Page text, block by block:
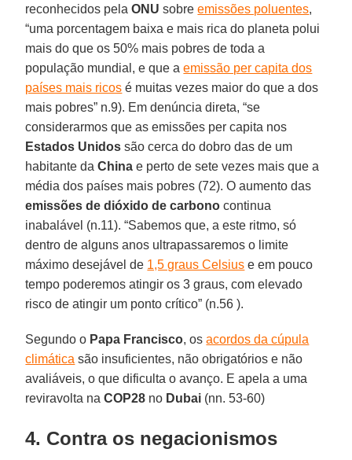
reconhecidos pelaONUsobreemissões poluentes,
“uma porcentagem baixa e mais rica do planeta polui
mais do que os 50% mais pobres de toda a
população mundial, e que aemissão per capita dos
países mais ricos é muitas vezes maior do que a dos
mais pobres” n.9). Em denúncia direta, “se
considerarmos que as emissões per capita nos
Estados Unidos são cerca do dobro das de um
habitante daChina e perto de sete vezes mais que a
média dos países mais pobres (72). O aumento das
emissões de dióxido de carbono continua
inabalável (n.11). “Sabemos que, a este ritmo, só
dentro de alguns anos ultrapassaremos o limite
máximo desejável de 1,5 graus Celsius e em pouco
tempo poderemos atingir os 3 graus, com elevado
risco de atingir um ponto crítico” (n.56 ).
Segundo o Papa Francisco, osacordos da cúpula
climática são insuficientes, não obrigatórios e não
avaliáveis, o que dificulta o avanço. E apela a uma
reviravolta naCOP28 no Dubai (nn. 53-60)
4. Contra os negacionismos